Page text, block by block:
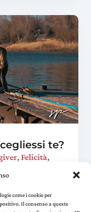
come i cookie per
Il consenso a queste
te?
,Felicità,
"ci voleva un
che non hai